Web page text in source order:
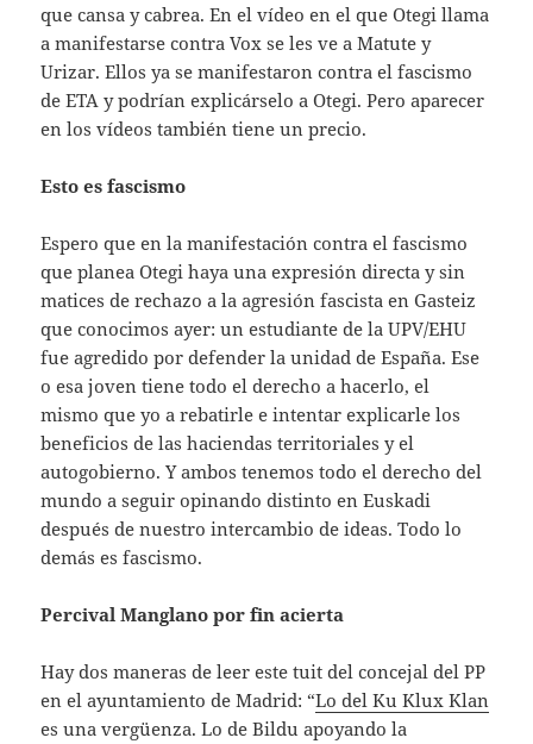
que cansa y cabrea. En el vídeo en el que Otegi llama
a manifestarse contra Vox se les ve a Matute y
Urizar. Ellos ya se manifestaron contra el fascismo
de ETA y podrían explicárselo a Otegi. Pero aparecer
en los vídeos también tiene un precio.
Esto es fascismo
Espero que en la manifestación contra el fascismo
que planea Otegi haya una expresión directa y sin
matices de rechazo a la agresión fascista en Gasteiz
que conocimos ayer: un estudiante de la UPV/EHU
fue agredido por defender la unidad de España. Ese
o esa joven tiene todo el derecho a hacerlo, el
mismo que yo a rebatirle e intentar explicarle los
beneficios de las haciendas territoriales y el
autogobierno. Y ambos tenemos todo el derecho del
mundo a seguir opinando distinto en Euskadi
después de nuestro intercambio de ideas. Todo lo
demás es fascismo.
Percival Manglano por fin acierta
Hay dos maneras de leer este tuit del concejal del PP
en el ayuntamiento de Madrid: “Lo del Ku Klux Klan
es una vergüenza. Lo de Bildu apoyando la